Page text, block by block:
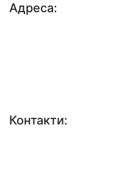
Адреса:
Контакти: